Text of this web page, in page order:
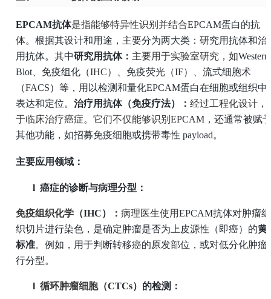
EPCAM抗体是指能够特异性识别并结合EPCAM蛋白的抗
体。根据其设计和用途，主要分为两大类：研究用抗体和治
用抗体。 其中研究用抗体： 主要用于实验室研究，如Western
Blot、免疫组化（IHC）、免疫荧光（IF）、流式细胞术
（FACS）等，用以检测和量化EPCAM蛋白在细胞或组织中
表达和定位。 治疗用抗体（免疫疗法）： 经过工程化设计，
于临床治疗癌症。它们不仅能够识别 EPCAM，还通常被赋
其他功能，如招募免疫细胞或携带毒性 payload。
主要应用领域：
l 癌症的诊断与病理分型：
免疫组织化学（IHC）： 病理医生使用EPCAM抗体对肿瘤组
织切片进行染色，是确定肿瘤是否为上皮源性（即癌）的黄
标准。例如，用于判断转移癌的原发部位，或对低分化肿瘤
行分型。
l 循环肿瘤细胞（CTCs）的检测：